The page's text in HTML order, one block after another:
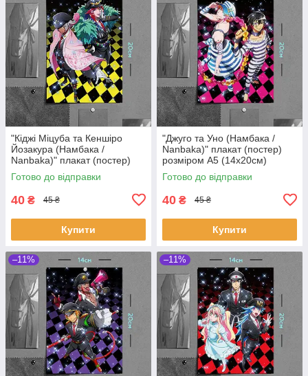
"Кіджі Міцуба та Кеншіро
Йозакура (Намбака /
Nanbaka)" плакат (постер)
розміром А5 (14х20см)
Готово до відправки
40 ₴ 45 ₴
Купити
"Джуго та Уно (Намбака /
Nanbaka)" плакат (постер)
розміром А5 (14х20см)
Готово до відправки
40 ₴ 45 ₴
Купити
–11% –11%